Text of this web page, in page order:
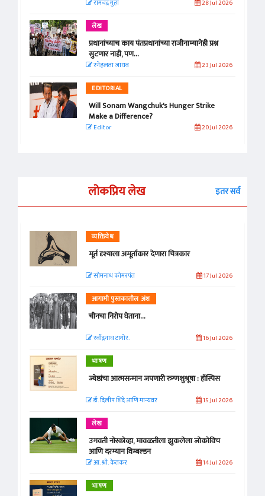
रामचंद्र गुहा 28 Jul 2026
लेख
प्रधानांच्याच काय पंतप्रधानांच्या राजीनाम्यानेही प्रश्न
सुटणार नाही, पण...
स्नेहलता जाधव 23 Jul 2026
EDITORIAL
Will Sonam Wangchuk's Hunger Strike
Make a Difference?
Editor 20 Jul 2026
लोकप्रिय लेख इतर सर्व
व्यक्तिवेध
मूर्त दृश्याला अमूर्ताकार देणारा चित्रकार
सोमनाथ कोमरपंत 17 Jul 2026
आगामी पुस्तकातील अंश
चीनचा निरोप घेताना...
रवींद्रनाथ टागोर. 16 Jul 2026
भाषण
ज्येष्ठांचा आत्मसन्मान जपणारी रुग्णशुश्रूषा : हॉस्पिस
डॉ. दिलीप शिंदे आणि मान्यवर 15 Jul 2026
लेख
उगवती नोस्कोव्हा, मावळतीला झुकलेला जोकोविच
आणि दरम्यान विम्बल्डन
आ. श्री. केतकर 14 Jul 2026
भाषण